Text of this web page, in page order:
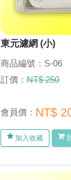
東元濾網 (小)
商品編號：S-06
訂價：NT$ 250
會員價： NT$
加入收藏